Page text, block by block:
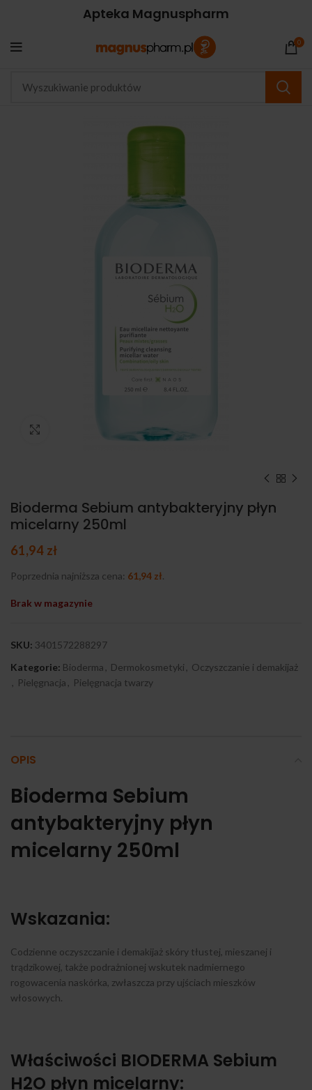
Apteka Magnuspharm
0
Kliknij, aby powiększyć
Bioderma Sebium antybakteryjny płyn
micelarny 250ml
61,94 zł
Poprzednia najniższa cena: 61,94 zł.
Brak w magazynie
SKU: 3401572288297
Kategorie: Bioderma Dermokosmetyki
Oczyszczanie i demakijaż
Pielęgnacja Pielęgnacja twarzy
OPIS
Bioderma Sebium
antybakteryjny płyn
micelarny 250ml
Wskazania:
Codzienne oczyszczanie i demakijaż skóry tłustej, mieszanej i
trądzikowej, także podrażnionej wskutek nadmiernego
rogowacenia naskórka, zwłaszcza przy ujściach mieszków
włosowych.
Właściwości BIODERMA Sebium
H2O płyn micelarny: